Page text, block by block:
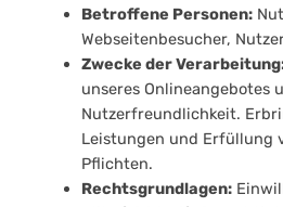
Betroffene Personen:
Webseitenbesucher,
Zwecke der
unseres Onlineangebotes
Nutzerfreundlichkeit.
Leistungen und Erfüllung
Pflichten.
Rechtsgrundlagen: